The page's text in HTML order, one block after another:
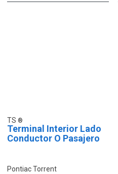
TS
Terminal Interior Lado
Conductor O Pasajero
Pontiac Torrent